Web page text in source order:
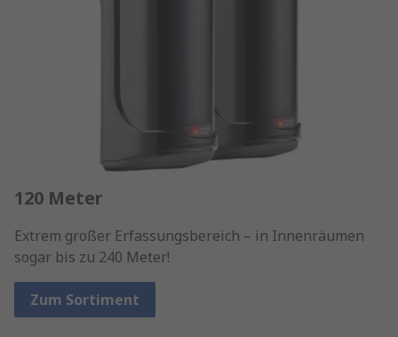
120 Meter
Extrem großer Erfassungsbereich – in Innenräumen
sogar bis zu 240 Meter!
Zum Sortiment